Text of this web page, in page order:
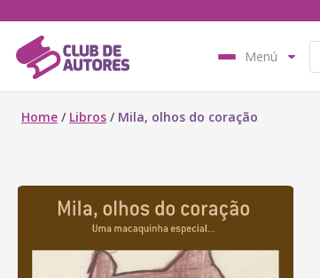
Menú
Home / Libros / Mila, olhos do coração